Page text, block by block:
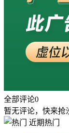
全部评论0
暂无评论，快来抢
近期热门